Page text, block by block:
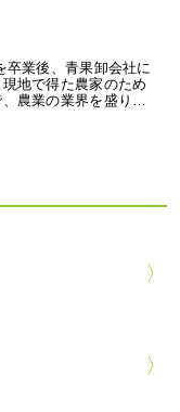
卒業後、青果卸会社に
地で得た農家のため
農業の業界を盛り…